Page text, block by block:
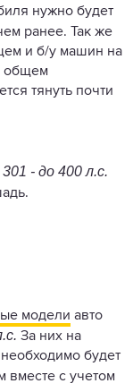
нужно будет
ранее. Так же
и б/у машин на
общем
тянуть почти
301 - до 400 л.с.
модели авто
За них на
будет
вместе с учетом